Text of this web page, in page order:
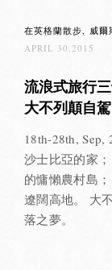
在英格蘭散步 威爾
APRIL 30,2015
流浪式旅行
大不列顛自
18th-28th,
沙士比亞的家
的慵懶農村島
遼闊高地。 大
落之夢。